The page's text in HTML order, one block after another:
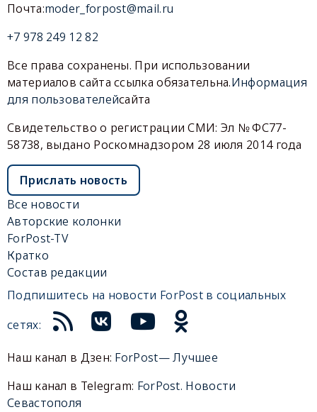
Почта:moder_forpost@mail.ru
+7 978 249 12 82
Все права сохранены. При использовании
материалов сайта ссылка обязательна.Информация
для пользователейсайта
Свидетельство о регистрации СМИ: Эл № ФС77-
58738, выдано Роскомнадзором 28 июля 2014 года
Прислать новость
Все новости
Авторские колонки
ForPost-TV
Кратко
Состав редакции
Подпишитесь на новости ForPost в социальных
сетях:
Наш канал в Дзен: ForPost— Лучшее
Наш канал в Telegram: ForPost. Новости
Севастополя